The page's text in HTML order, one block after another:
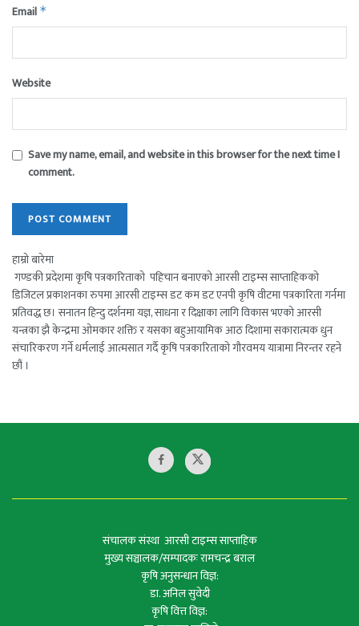
Email *
Website
Save my name, email, and website in this browser for the next time I
comment.
हाम्रो बारेमा
गण्डकी प्रदेशमा कृषि पत्रकारिताको पहिचान बनाएको आरसी टाइम्स साप्ताहिकको
डिजिटल प्रकाशनका रुपमा आरसी टाइम्स डट कम डट एनपी कृषि वीटमा पत्रकारिता गर्नमा
प्रतिवद्ध छ। सनातन हिन्दु दर्शनमा यज्ञ, साधना र दिक्षाका लागि विकास भएको आरसी
यन्त्रका झै केन्द्रमा ओमकार शक्ति र यसका बहुआयामिक आठ दिशामा सकारात्मक धुन
संचारिकरण गर्ने धर्मलाई आत्मसात गर्दै कृषि पत्रकारिताको गौरवमय यात्रामा निरन्तर रहने
छौं ।
संचालक संस्था आरसी टाइम्स साप्ताहिक
मुख्य सञ्चालक/सम्पादकः रामचन्द्र बराल
कृषि अनुसन्धान विज्ञ:
डा. अनिल सुवेदी
कृषि वित्त विज्ञ: